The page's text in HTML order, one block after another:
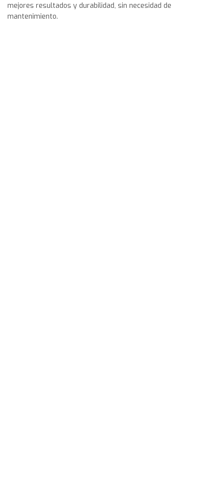
mejores resultados y durabilidad, sin necesidad de
mantenimiento.